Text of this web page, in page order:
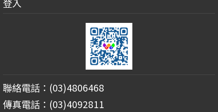
登入
聯絡電話：(03)4806468
傳真電話：(03)4092811